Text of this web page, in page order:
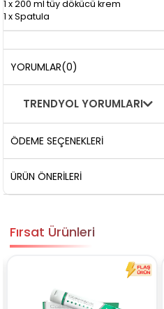
1 x 200 ml tüy dökücü krem
1 x Spatula
YORUMLAR(0)
TRENDYOL YORUMLARI
ÖDEME SEÇENEKLERI
ÜRÜN ÖNERILERI
Fırsat Ürünleri